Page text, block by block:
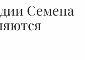
Семена